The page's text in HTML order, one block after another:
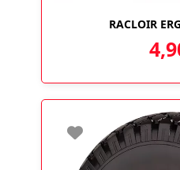
RACLOIR